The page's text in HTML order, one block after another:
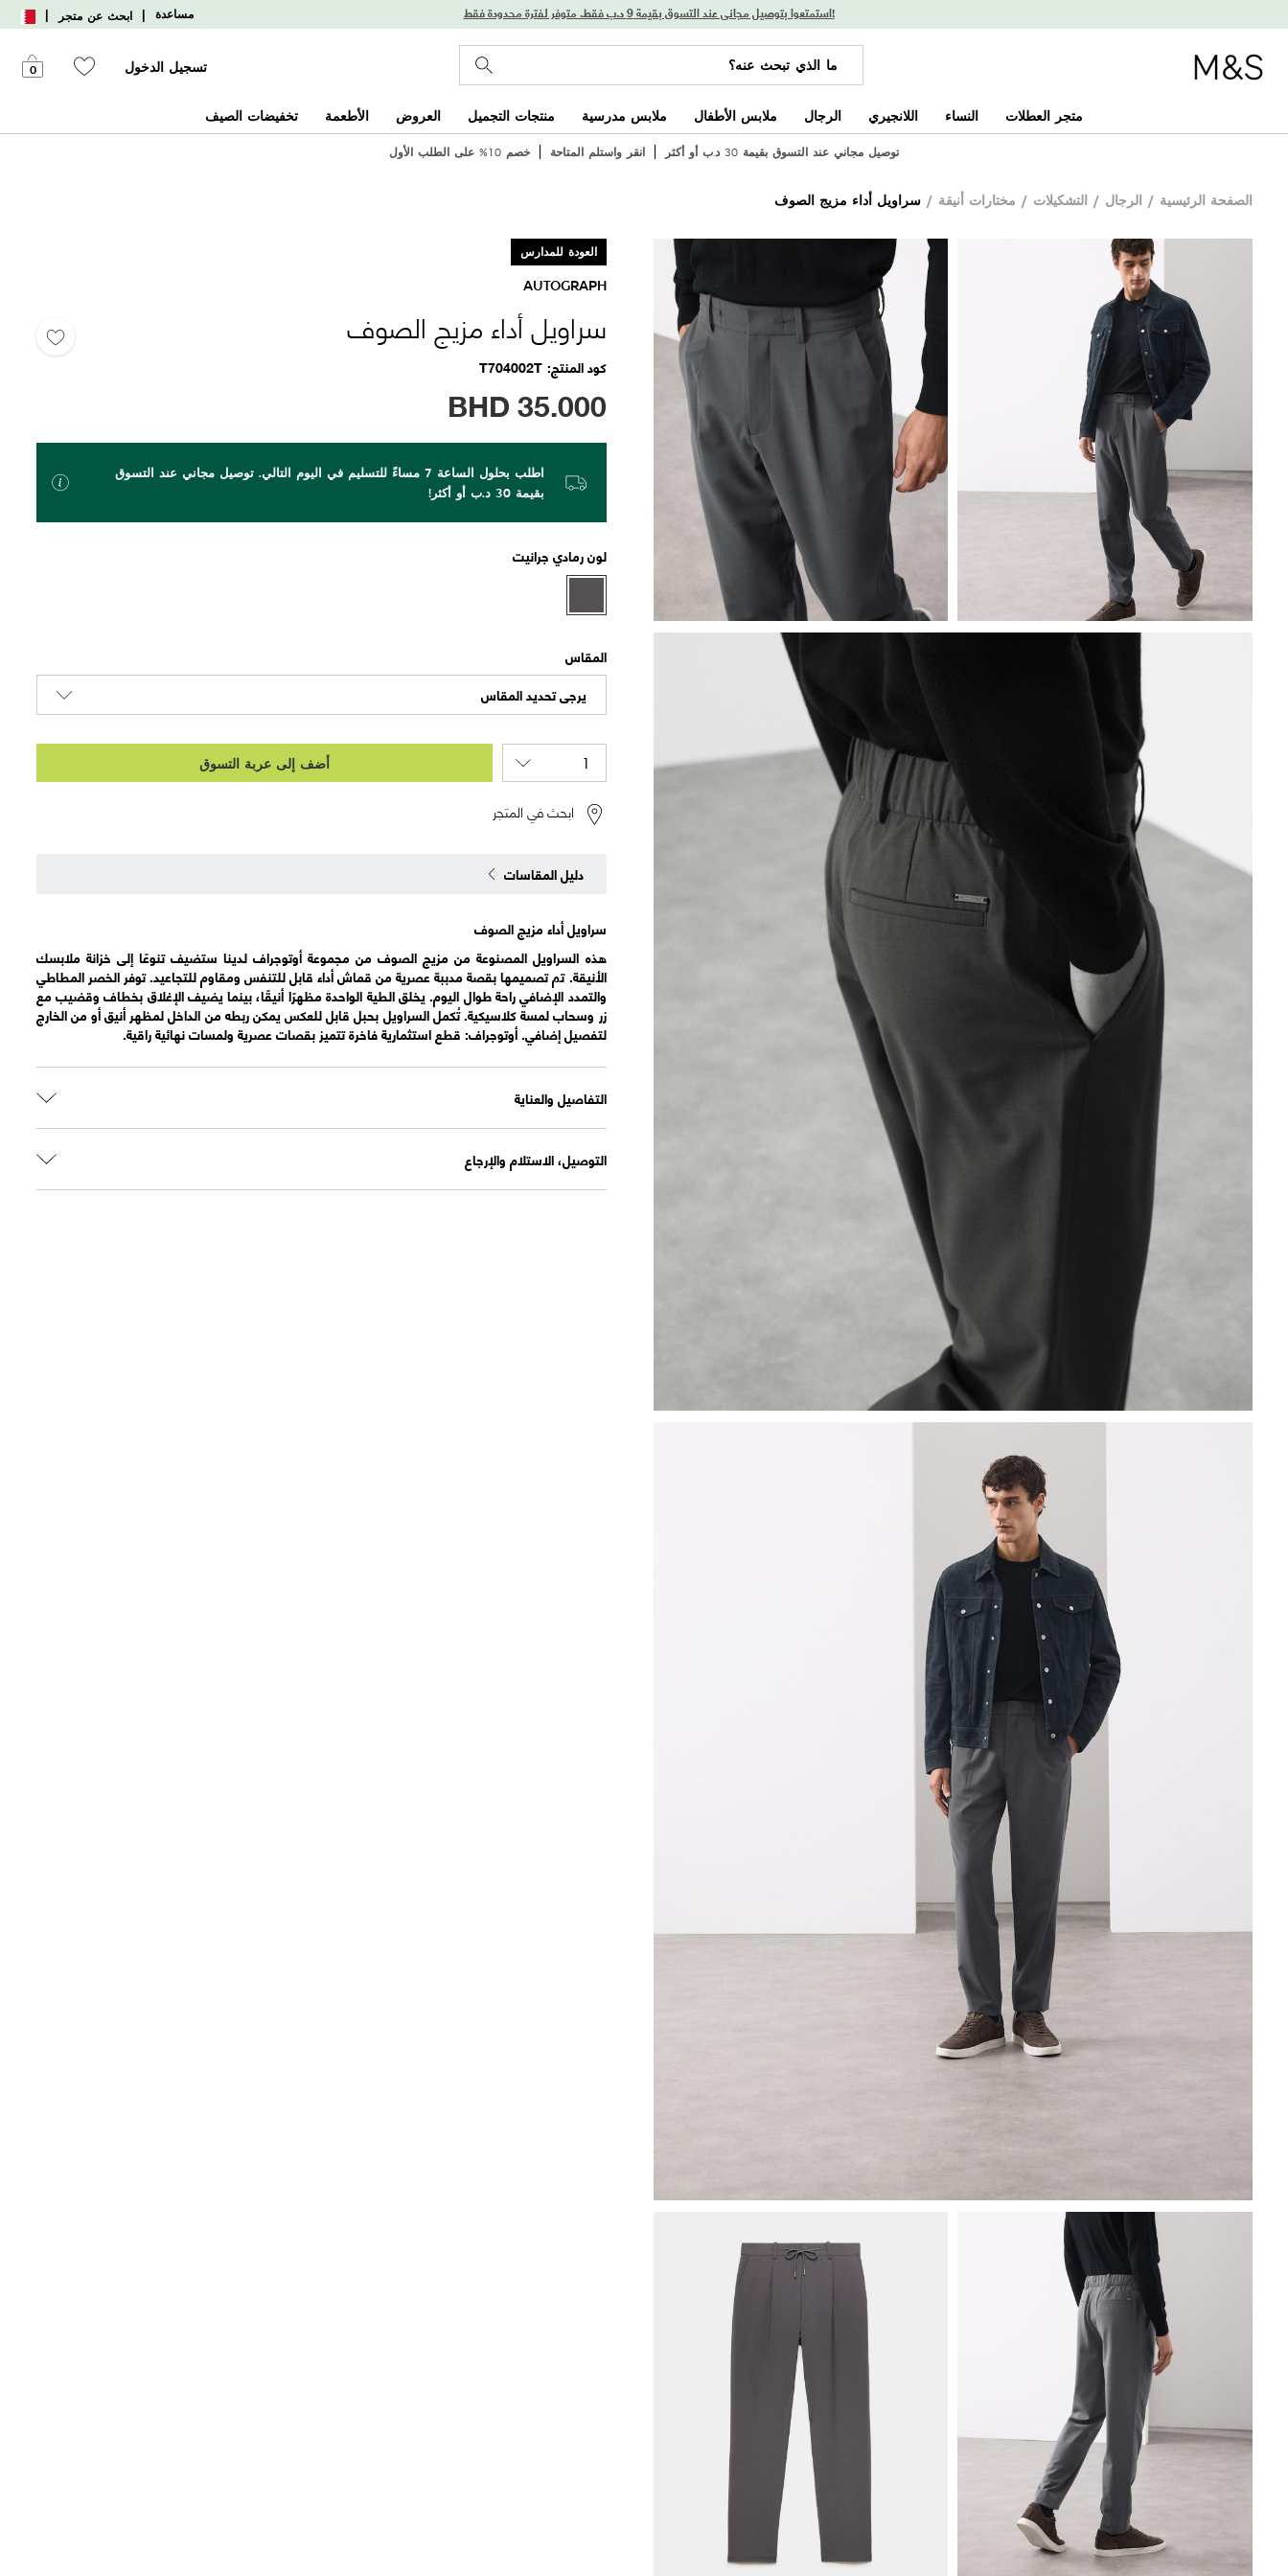
استمتعوا بتوصيل مجاني عند التسوق بقيمة 9 د.ب فقط. متوفر لفترة محدودة فقط! مساعدة | ابحث عن متجر |
تسجيل الدخول 0
متجر العطلات النساء اللانجيري الرجال ملابس الأطفال ملابس مدرسية منتجات التجميل العروض الأطعمة تخفيضات الصيف
توصيل مجاني عند التسوق بقيمة 30 د.ب أو أكثر انقر واستلم المتاحة خصم 10% على الطلب الأول
الصفحة الرئيسية / الرجال / التشكيلات / مختارات أنيقة / سراويل أداء مزيج الصوف
العودة للمدارس
AUTOGRAPH
سراويل أداء مزيج الصوف
كود المنتج T704002T
BHD35.000
اطلب بحلول الساعة 7 مساءً للتسليم في اليوم التالي. توصيل مجاني عند التسوق
بقيمة 30 د.ب أو أكثر!
لونرمادي جرانيت
المقاس
يرجى تحديد المقاس
أضف إلى عربة التسوق
ابحث في المتجر
دليل المقاسات
سراويل أداء مزيج الصوف
هذه السراويل المصنوعة من مزيج الصوف من مجموعة أوتوجراف لدينا ستضيف تنوعًا إلى خزانة ملابسك
الأنيقة. تم تصميمها بقصة مدببة عصرية من قماش أداء قابل للتنفس ومقاوم للتجاعيد. توفر الخصر المطاطي
والتمدد الإضافي راحة طوال اليوم. يخلق الطية الواحدة مظهرًا أنيقًا، بينما يضيف الإغلاق بخطاف وقضيب مع
زر وسحاب لمسة كلاسيكية. تُكمل السراويل بحبل قابل للعكس يمكن ربطه من الداخل لمظهر أنيق أو من الخارج
لتفصيل إضافي. أوتوجراف: قطع استثمارية فاخرة تتميز بقصات عصرية ولمسات نهائية راقية.
التفاصيل والعناية
التوصيل، الاستلام والإرجاع